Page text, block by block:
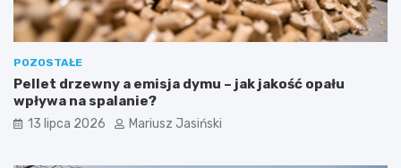
POZOSTAŁE
Pellet drzewny a emisja dymu – jak jakość opału
wpływa na spalanie?
13 lipca 2026 Mariusz Jasiński